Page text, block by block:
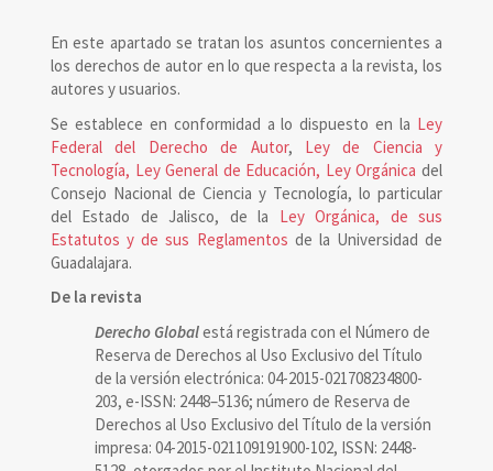
En este apartado se tratan los asuntos concernientes a
los derechos de autor en lo que respecta a la revista, los
autores y usuarios.
Se establece en conformidad a lo dispuesto en la Ley
Federal del Derecho de Autor, Ley de Ciencia y
Tecnología, Ley General de Educación, Ley Orgánica del
Consejo Nacional de Ciencia y Tecnología, lo particular
del Estado de Jalisco, de la Ley Orgánica, de sus
Estatutos y de sus Reglamentos de la Universidad de
Guadalajara.
De la revista
Derecho Globalestá registrada con el Número de
Reserva de Derechos al Uso Exclusivo del Título
de la versión electrónica: 04-2015-021708234800-
203, e-ISSN: 2448–5136; número de Reserva de
Derechos al Uso Exclusivo del Título de la versión
impresa: 04-2015-021109191900-102, ISSN: 2448-